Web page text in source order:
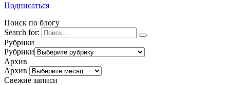
Подписаться
Поиск по блогу
Search for:
Рубрики
Рубрики
Архив
Архив
Свежие записи